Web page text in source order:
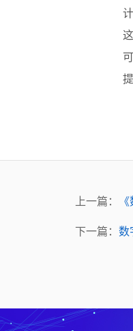
上一篇：
下一篇： 数